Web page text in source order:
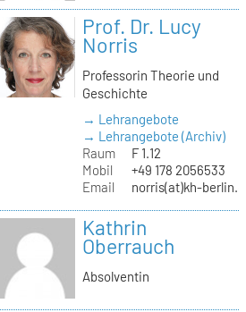
Prof. Dr. Lucy
Norris
Professorin Theorie und
Geschichte
→ Lehrangebote
→ Lehrangebote (Archiv)
Raum
F 1.12
Mobil
+49 178 2056533
Email
norris(at)kh-
Kathrin
Oberrauch
Absolventin